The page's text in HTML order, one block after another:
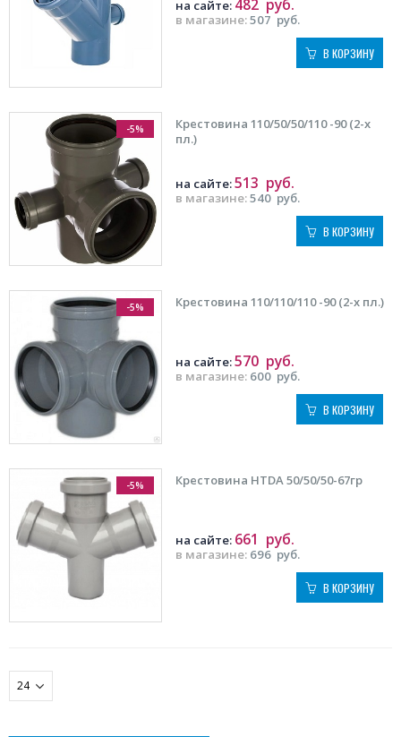
в магазине:507 руб.
на сайте: 482 руб.
В КОРЗИНУ
-5%
Крестовина 110/50/50/110 -90 (2-х
пл.)
в магазине:540 руб.
на сайте:513 руб.
В КОРЗИНУ
-5% Крестовина 110/110/110 -90 (2-х пл.)
в магазине: 600 руб.
на сайте:570 руб.
В КОРЗИНУ
-5% Крестовина HTDA 50/50/50-67гр
в магазине: 696 руб.
на сайте: 661 руб.
В КОРЗИНУ